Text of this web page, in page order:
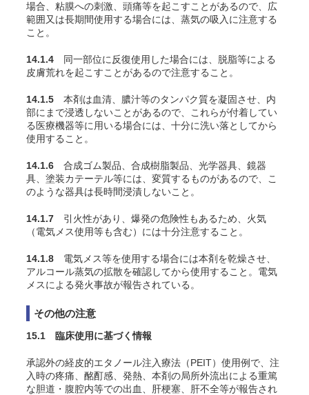
場合、粘膜への刺激、頭痛等を起こすことがあるので、広
範囲又は長期間使用する場合には、蒸気の吸入に注意する
こと。
14.1.4 同一部位に反復使用した場合には、脱脂等による
皮膚荒れを起こすことがあるので注意すること。
14.1.5 本剤は血清、膿汁等のタンパク質を凝固させ、内
部にまで浸透しないことがあるので、これらが付着してい
る医療機器等に用いる場合には、十分に洗い落としてから
使用すること。
14.1.6 合成ゴム製品、合成樹脂製品、光学器具、鏡器
具、塗装カテーテル等には、変質するものがあるので、こ
のような器具は長時間浸漬しないこと。
14.1.7 引火性があり、爆発の危険性もあるため、火気
（電気メス使用等も含む）には十分注意すること。
14.1.8 電気メス等を使用する場合には本剤を乾燥させ、
アルコール蒸気の拡散を確認してから使用すること。電気
メスによる発火事故が報告されている。
その他の注意
15.1 臨床使用に基づく情報
承認外の経皮的エタノール注入療法（PEIT）使用例で、注
入時の疼痛、酩酊感、発熱、本剤の局所外流出による重篤
な胆道・腹腔内等での出血、肝梗塞、肝不全等が報告され